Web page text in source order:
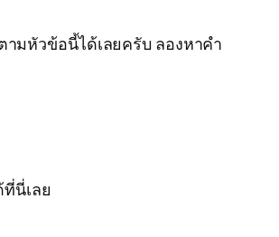
มหัวข้อนี้ได้เลยครับ ลองหาคำ
นี่เลย